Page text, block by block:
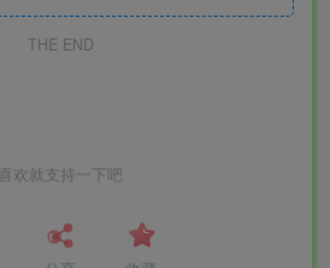
THE END
喜欢就支持一下吧